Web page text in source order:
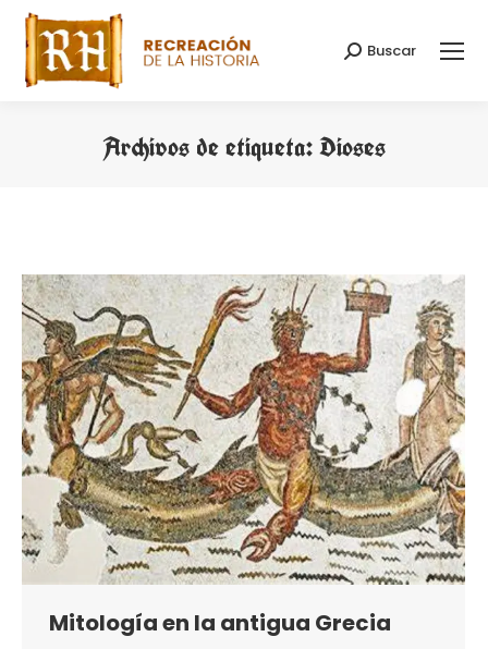
Buscar:
Buscar
Archivos de etiqueta:Dioses
Mitología en la antigua Grecia